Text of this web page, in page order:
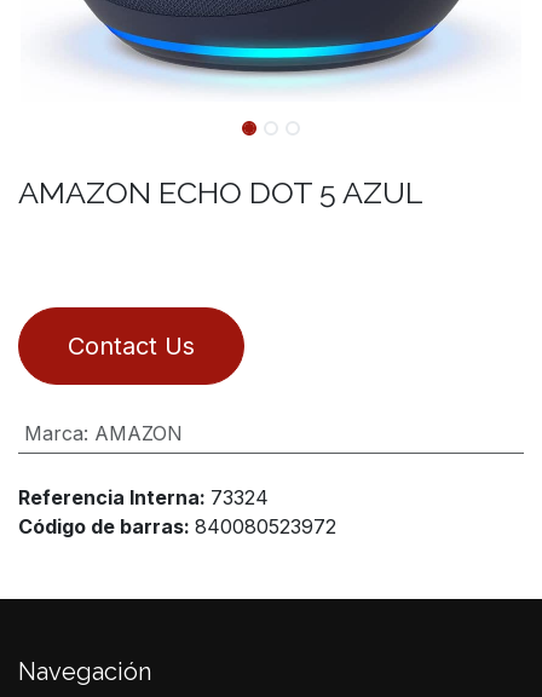
AMAZON ECHO DOT 5 AZUL
Contact Us
Marca: AMAZON
Referencia Interna: 73324
Código de barras: 840080523972
Navegación